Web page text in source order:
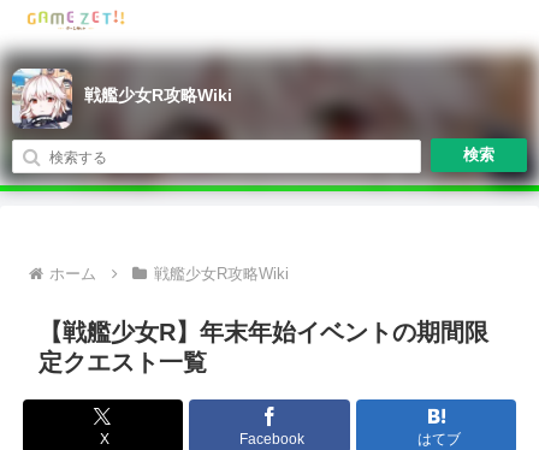
戦艦少女R攻略Wiki
検索
ホーム 戦艦少女R攻略Wiki
【戦艦少女R】年末年始イベントの期間限
定クエスト一覧
X Facebook はてブ